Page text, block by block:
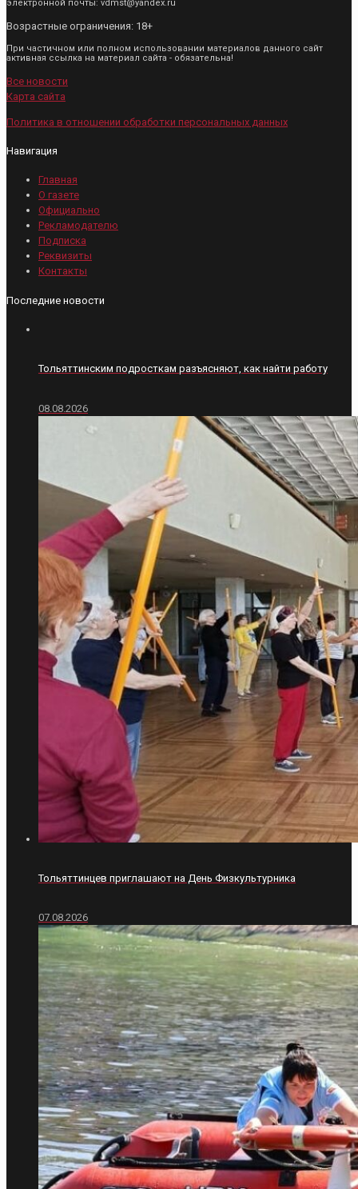
электронной почты: vdmst@yandex.ru
Возрастные ограничения: 18+
При частичном или полном использовании материалов данного сайт
активная ссылка на материал сайта - обязательна!
Все новости
Карта сайта
Политика в отношении обработки персональных данных
Навигация
Главная
О газете
Официально
Рекламодателю
Подписка
Реквизиты
Контакты
Последние новости
Тольяттинским подросткам разъясняют, как найти работу
08.08.2026
Тольяттинцев приглашают на День Физкультурника
07.08.2026